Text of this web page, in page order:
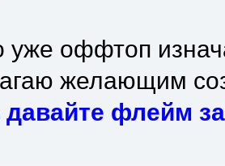
уже оффтоп
желающим
давайте флейм